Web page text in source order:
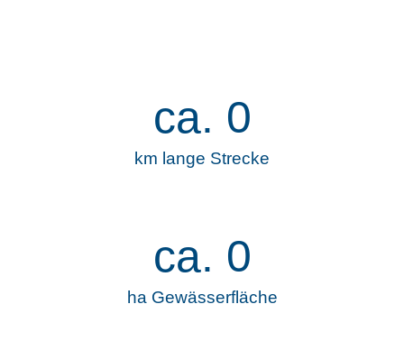
ca. 0
km lange Strecke
ca. 0
ha Gewässerfläche